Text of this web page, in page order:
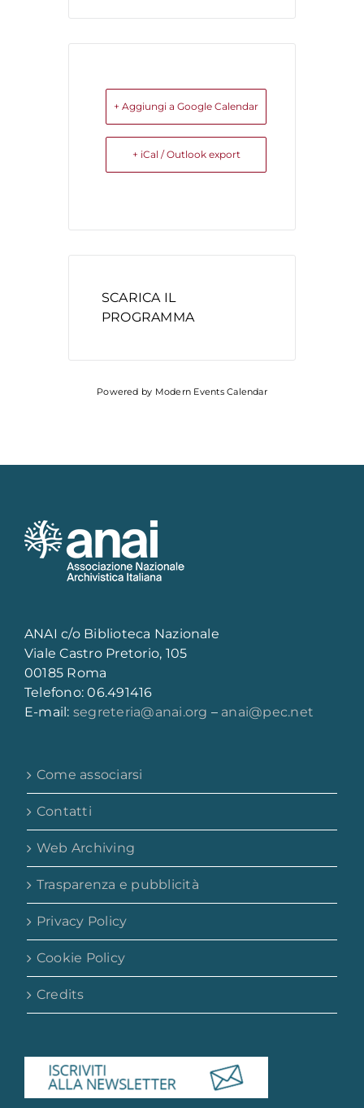
+ Aggiungi a Google Calendar
+ iCal / Outlook export
SCARICA IL
PROGRAMMA
Powered by Modern Events Calendar
ANAI c/o Biblioteca Nazionale
Viale Castro Pretorio, 105
00185 Roma
Telefono: 06.491416
E-mail: segreteria@anai.org – anai@pec.net
Come associarsi
Contatti
Web Archiving
Trasparenza e pubblicità
Privacy Policy
Cookie Policy
Credits